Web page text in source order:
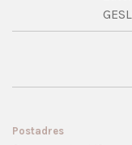
Postadres